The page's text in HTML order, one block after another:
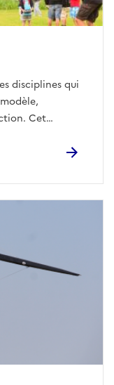
disciplines qui
Cet
montgolfière,
existant ou
aspects
aspects